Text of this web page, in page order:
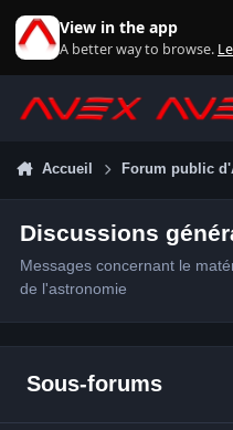
View in the app
A better way to browse.
Accueil Forum public
Discussions
Messages concernant le
de l'astronomie
Sous-forums